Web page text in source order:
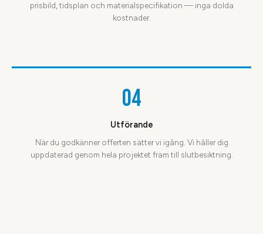
prisbild, tidsplan och materialspecifikation — inga dolda
kostnader.
04
Utförande
När du godkänner offerten sätter vi igång. Vi håller dig
uppdaterad genom hela projektet fram till slutbesiktning.